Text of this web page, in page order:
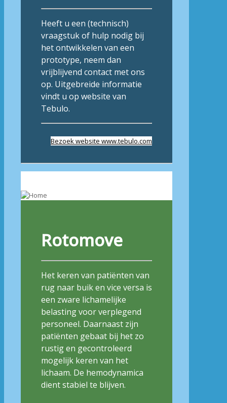
Heeft u een (technisch)
vraagstuk of hulp nodig bij
het ontwikkelen van een
prototype, neem dan
vrijblijvend contact met ons
op. Uitgebreide informatie
vindt u op website van
Tebulo.
Bezoek website www.tebulo.com
Rotomove
Het keren van patiënten van
rug naar buik en vice versa is
een zware lichamelijke
belasting voor verplegend
personeel. Daarnaast zijn
patiënten gebaat bij het zo
rustig en gecontroleerd
mogelijk keren van het
lichaam. De hemodynamica
dient stabiel te blijven.